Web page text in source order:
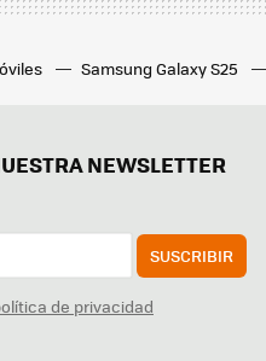
Samsung Galaxy S25
NEWSLETTER
SUSCRIBIR
de privacidad